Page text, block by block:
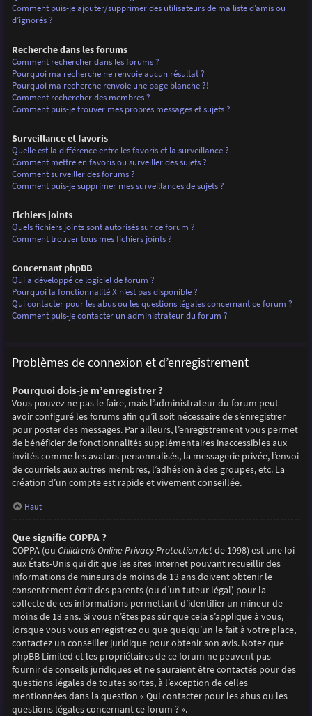
Comment puis-je ajouter/supprimer des utilisateurs de ma liste d’amis ou
d’ignorés ?
Recherche dans les forums
Comment rechercher dans les forums ?
Pourquoi ma recherche ne renvoie aucun résultat ?
Pourquoi ma recherche renvoie une page blanche ?!
Comment rechercher des membres ?
Comment puis-je trouver mes propres messages et sujets ?
Surveillance et favoris
Quelle est la différence entre les favoris et la surveillance ?
Comment mettre en favoris ou surveiller des sujets ?
Comment surveiller des forums ?
Comment puis-je supprimer mes surveillances de sujets ?
Fichiers joints
Quels fichiers joints sont autorisés sur ce forum ?
Comment trouver tous mes fichiers joints ?
Concernant phpBB
Qui a développé ce logiciel de forum ?
Pourquoi la fonctionnalité X n’est pas disponible ?
Qui contacter pour les abus ou les questions légales concernant ce forum ?
Comment puis-je contacter un administrateur du forum ?
Problèmes de connexion et d’enregistrement
Pourquoi dois-je m’enregistrer ?
Vous pouvez ne pas le faire, mais l’administrateur du forum peut
avoir configuré les forums afin qu’il soit nécessaire de s’enregistrer
pour poster des messages. Par ailleurs, l’enregistrement vous permet
de bénéficier de fonctionnalités supplémentaires inaccessibles aux
invités comme les avatars personnalisés, la messagerie privée, l’envoi
de courriels aux autres membres, l’adhésion à des groupes, etc. La
création d’un compte est rapide et vivement conseillée.
Haut
Que signifie COPPA ?
COPPA (ou Children’s Online Privacy Protection Actde 1998) est une loi
aux États-Unis qui dit que les sites Internet pouvant recueillir des
informations de mineurs de moins de 13 ans doivent obtenir le
consentement écrit des parents (ou d’un tuteur légal) pour la
collecte de ces informations permettant d’identifier un mineur de
moins de 13 ans. Si vous n’êtes pas sûr que cela s’applique à vous,
lorsque vous vous enregistrez ou que quelqu’un le fait à votre place,
contactez un conseiller juridique pour obtenir son avis. Notez que
phpBB Limited et les propriétaires de ce forum ne peuvent pas
fournir de conseils juridiques et ne sauraient être contactés pour des
questions légales de toutes sortes, à l’exception de celles
mentionnées dans la question « Qui contacter pour les abus ou les
questions légales concernant ce forum ? ».